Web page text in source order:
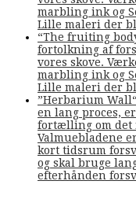
marbling ink og
Lille maleri der
“The fruiting
fortolkning af
vores skove.
marbling ink og
Lille maleri der
”Herbarium
en lang proces,
fortælling om det
Valmuebladene
kort tidsrum
og skal bruge
efterhånden